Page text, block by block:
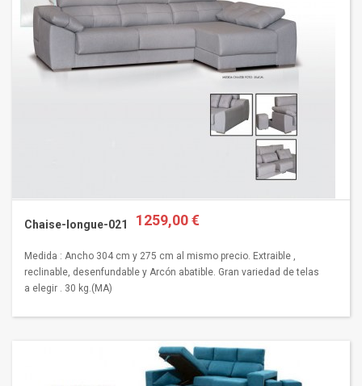
Chaise-longue-021 1259,00 €
Medida : Ancho 304 cm y 275 cm al mismo precio. Extraible ,
reclinable, desenfundable y Arcón abatible. Gran variedad de telas
a elegir . 30 kg.(MA)